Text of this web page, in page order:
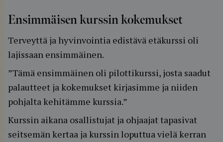
Ensimmäisen kurssin kokemukset
Terveyttä ja hyvinvointia edistävä etäkurssi oli
lajissaan ensimmäinen.
”Tämä ensimmäinen oli pilottikurssi, josta saadut
palautteet ja kokemukset kirjasimme ja niiden
pohjalta kehitämme kurssia.”
Kurssin aikana osallistujat ja ohjaajat tapasivat
seitsemän kertaa ja kurssin loputtua vielä kerran